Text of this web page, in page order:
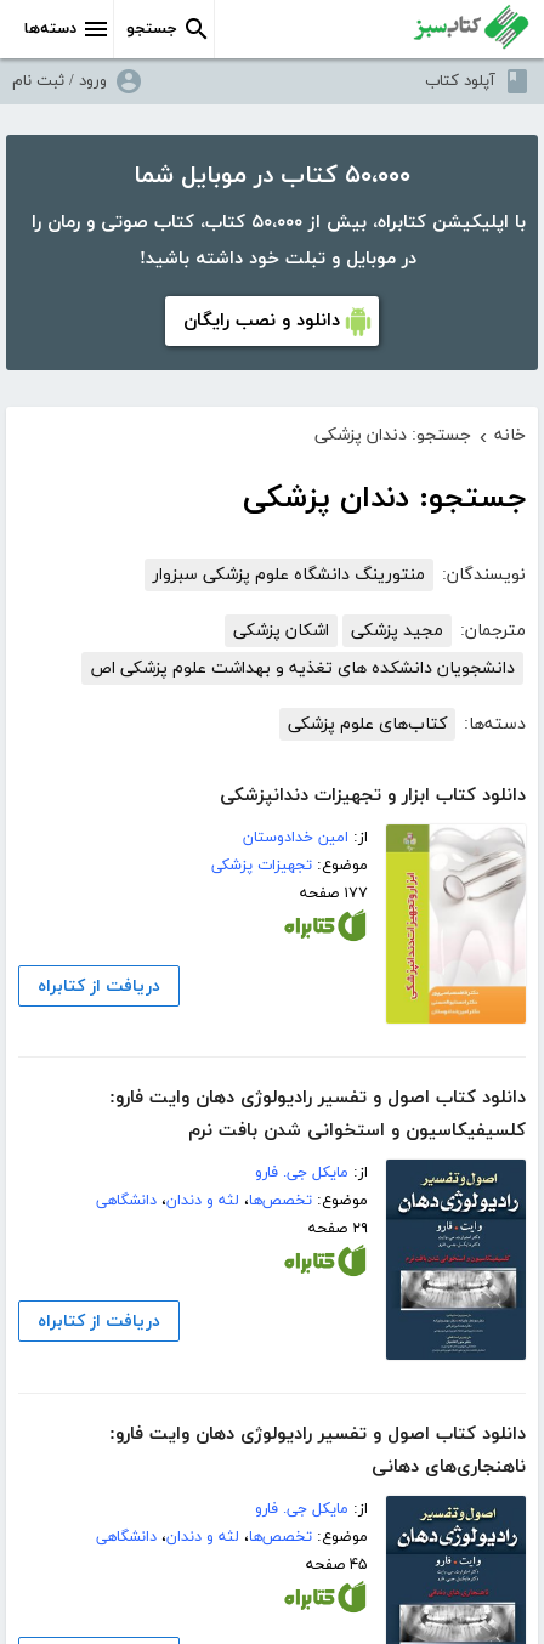
دسته‌ها جستجو
آپلود کتاب ورود / ثبت نام
۵۰،۰۰۰ کتاب در موبایل شما
با اپلیکیشن کتابراه، بیش از ۵۰،۰۰۰ کتاب، کتاب صوتی و رمان را
در موبایل و تبلت خود داشته باشید!
دانلود و نصب رایگان
خانه › جستجو: دندان پزشکی
جستجو: دندان پزشکی
نویسندگان: منتورینگ دانشگاه علوم پزشکی سبزوار
مترجمان: مجید پزشکی
اشکان پزشکی
دانشجویان دانشکده های تغذیه و بهداشت علوم پزشکی اص
دسته‌ها: کتاب‌های علوم پزشکی
دانلود کتاب ابزار و تجهیزات دندانپزشکی
از: امین خدادوستان
موضوع:تجهیزات پزشکی
۱۷۷ صفحه
دریافت از کتابراه
دانلود کتاب اصول و تفسیر رادیولوژی دهان وایت فارو:
کلسیفیکاسیون و استخوانی شدن بافت نرم
از: مایکل جی. فارو
موضوع:تخصص‌ها، لثه و دندان،دانشگاهی
۲۹ صفحه
دریافت از کتابراه
دانلود کتاب اصول و تفسیر رادیولوژی دهان وایت فارو:‌
ناهنجاری‌های دهانی
از: مایکل جی. فارو
موضوع:تخصص‌ها، لثه و دندان،دانشگاهی
۴۵ صفحه